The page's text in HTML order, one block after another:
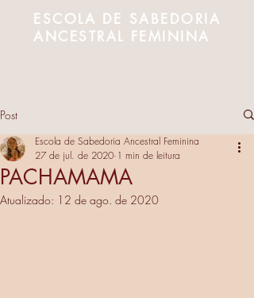
ESCOLA DE SABEDORIA
ANCESTRAL FEMININA
Post
PACHAMAMA
Escola de Sabedoria Ancestral Feminina
27 de jul. de 2020 1 min de leitura
Atualizado: 12 de ago. de 2020